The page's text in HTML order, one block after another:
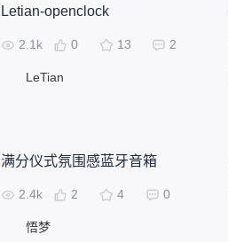
Letian-openclock
2.1k 0 13 2
LeTian
满分仪式氛围感蓝牙音箱
2.4k 2 4 0
悟梦